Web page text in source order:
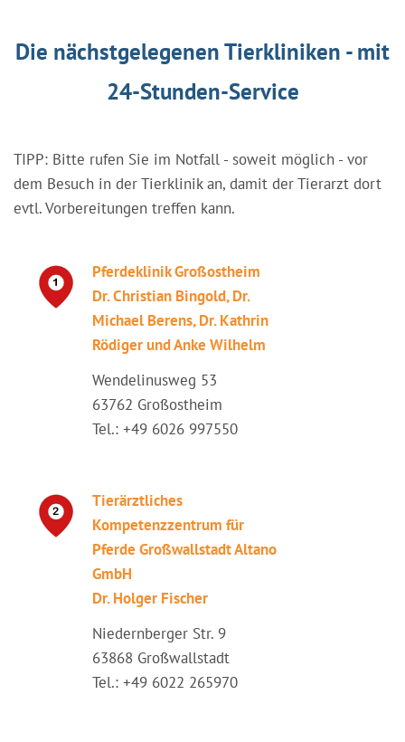
Die nächstgelegenen Tierkliniken - mit
24-Stunden-Service
TIPP: Bitte rufen Sie im Notfall - soweit möglich - vor
dem Besuch in der Tierklinik an, damit der Tierarzt dort
evtl. Vorbereitungen treffen kann.
Pferdeklinik Großostheim
Dr. Christian Bingold, Dr.
Michael Berens, Dr. Kathrin
Rödiger und Anke Wilhelm
Wendelinusweg 53
63762 Großostheim
Tel.: +49 6026 997550
Tierärztliches
Kompetenzzentrum für
Pferde Großwallstadt Altano
GmbH
Dr. Holger Fischer
Niedernberger Str. 9
63868 Großwallstadt
Tel.: +49 6022 265970